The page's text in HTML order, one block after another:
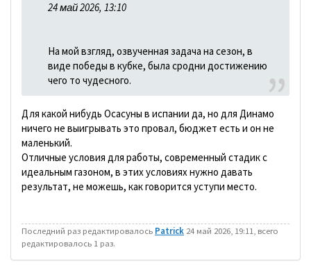
24 май 2026, 13:10
На мой взгляд, озвученная задача на сезон, в
виде победы в кубке, была сродни достижению
чего то чудесного.
Для какой нибудь Осасуны в испании да, но для Динамо
ничего не выигрывать это провал, бюджет есть и он не
маленький.
Отличные условия для работы, современный стадик с
идеальным газоном, в этих условиях нужно давать
результат, не можешь, как говорится уступи место.
Последний раз редактировалось Patrick 24 май 2026, 19:11, всего
редактировалось 1 раз.